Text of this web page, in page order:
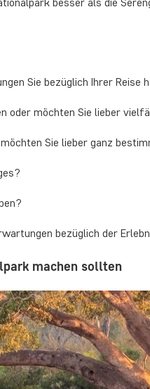
Sie bezüglich Ihrer Reise
oder möchten Sie lieber
Sie lieber ganz
bezüglich der
machen sollten